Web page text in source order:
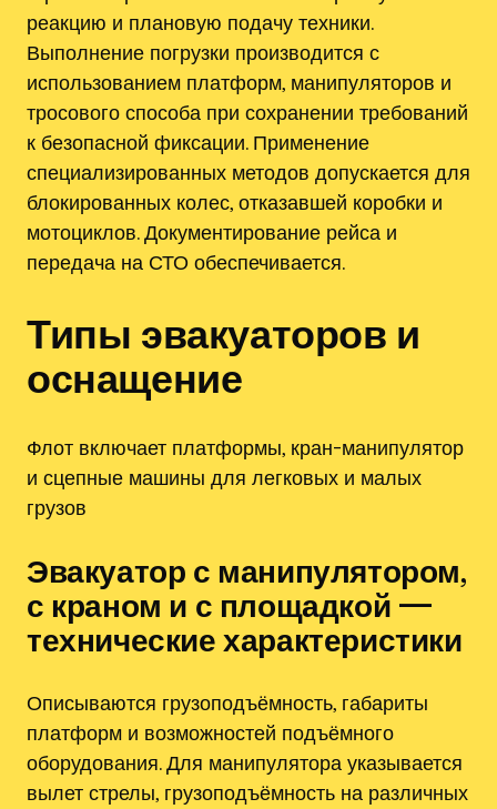
реакцию и плановую подачу техники.
Выполнение погрузки производится с
использованием платформ, манипуляторов и
тросового способа при сохранении требований
к безопасной фиксации. Применение
специализированных методов допускается для
блокированных колес, отказавшей коробки и
мотоциклов. Документирование рейса и
передача на СТО обеспечивается.
Типы эвакуаторов и
оснащение
Флот включает платформы, кран-манипулятор
и сцепные машины для легковых и малых
грузов
Эвакуатор с манипулятором,
с краном и с площадкой —
технические характеристики
Описываются грузоподъёмность, габариты
платформ и возможностей подъёмного
оборудования. Для манипулятора указывается
вылет стрелы, грузоподъёмность на различных